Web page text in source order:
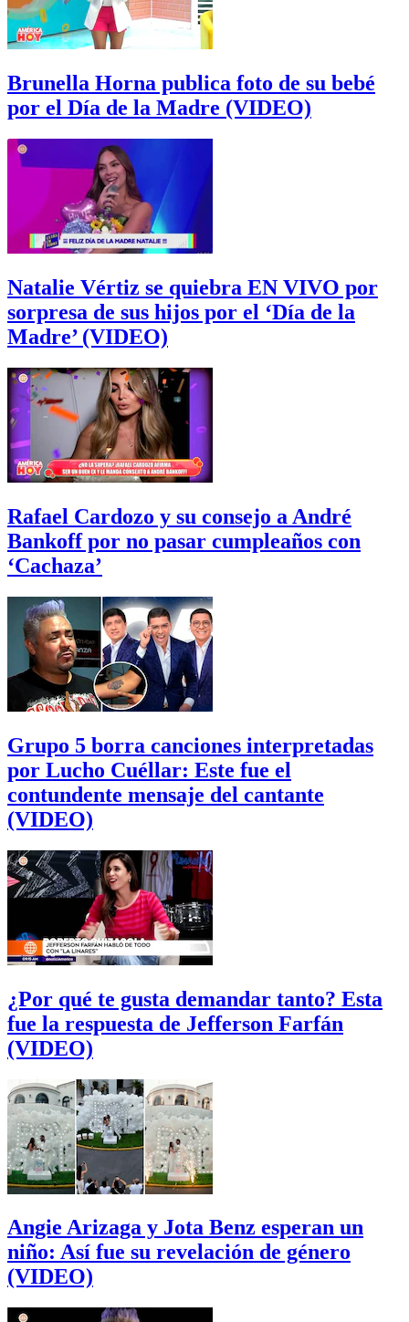
Brunella Horna publica foto de su bebé
por el Día de la Madre (VIDEO)
Natalie Vértiz se quiebra EN VIVO por
sorpresa de sus hijos por el ‘Día de la
Madre’ (VIDEO)
Rafael Cardozo y su consejo a André
Bankoff por no pasar cumpleaños con
‘Cachaza’
Grupo 5 borra canciones interpretadas
por Lucho Cuéllar: Este fue el
contundente mensaje del cantante
(VIDEO)
¿Por qué te gusta demandar tanto? Esta
fue la respuesta de Jefferson Farfán
(VIDEO)
Angie Arizaga y Jota Benz esperan un
niño: Así fue su revelación de género
(VIDEO)